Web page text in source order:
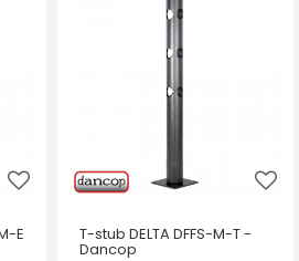
E T-stub DELTA DFFS-M-T -
Dancop